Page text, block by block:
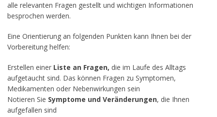
alle relevanten Fragen gestellt und wichtigen Informationen
besprochen werden.
Eine Orientierung an folgenden Punkten kann Ihnen bei der
Vorbereitung helfen:
Erstellen einer Liste an Fragen, die im Laufe des Alltags
aufgetaucht sind. Das können Fragen zu Symptomen,
Medikamenten oder Nebenwirkungen sein
Notieren Sie Symptome und Veränderungen, die Ihnen
aufgefallen sind